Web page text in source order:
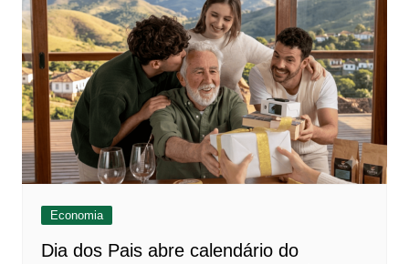
Economia
Dia dos Pais abre calendário do